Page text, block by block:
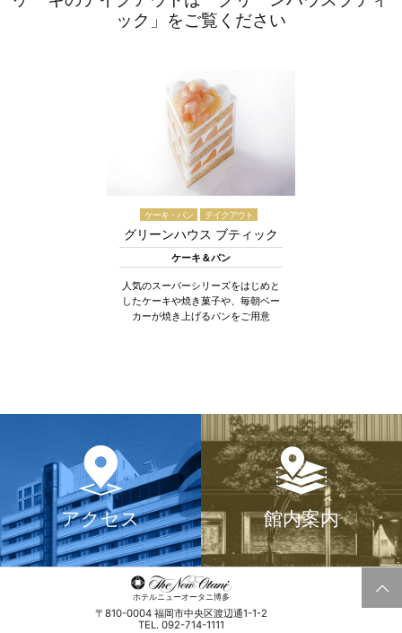
ック」をご覧ください
ケーキ・パン テイクアウト
グリーンハウス ブティック
ケーキ＆パン
人気のスーパーシリーズをはじめと
したケーキや焼き菓子や、毎朝ベー
カーが焼き上げるパンをご用意
アクセス 館内案内
ホテルニューオータニ博多
〒810-0004 福岡市中央区渡辺通1-1-2
TEL. 092-714-1111